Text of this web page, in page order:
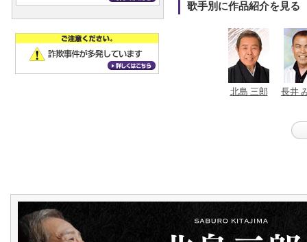
歌手別に作品紹介を見る
北島 三郎 長井